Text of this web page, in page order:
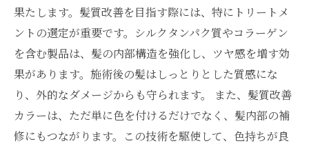
果たします。髪質改善を目指す際には、特にトリートメ
ントの選定が重要です。シルクタンパク質やコラーゲン
を含む製品は、髪の内部構造を強化し、ツヤ感を増す効
果があります。施術後の髪はしっとりとした質感にな
り、外的なダメージからも守られます。 また、髪質改善
カラーは、ただ単に色を付けるだけでなく、髪内部の補
修にもつながります。この技術を駆使して、色持ちが良